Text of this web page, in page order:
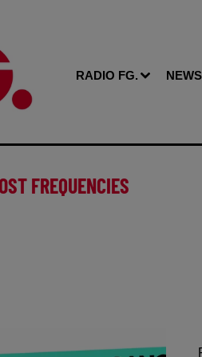
RADIO FG. NEWS
FREQUENCIES